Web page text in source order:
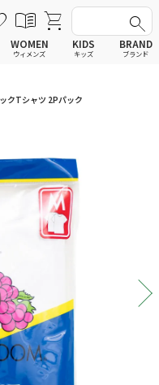
ンツ
カート
その他ウェア
アンダーウェアMEN
子
ッグ
イングッズ
ンツ
の他ウェア
アンダーウェア
ァッショングッズ
WOMEN
ウィメンズ
ンツ
カート
その他ウェア
アンダーウェア
ックス
ァッショングッズ
KIDS
キッズ
ンツ
カート
その他ウェア
アンダーウェア
ックス
ァッショングッズ
BRAND
ブランド
クTシャツ 2Pパック